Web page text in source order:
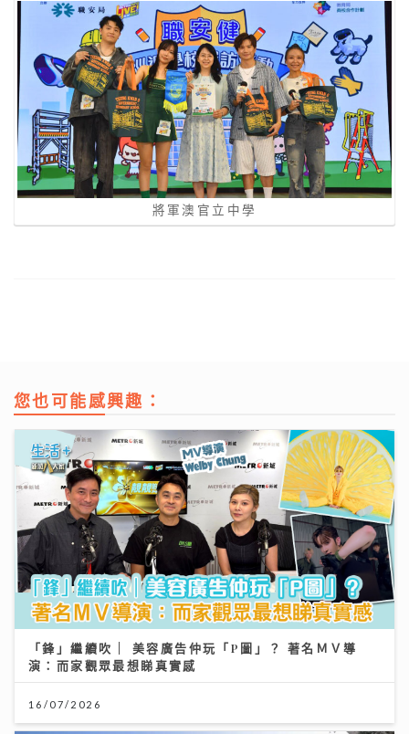
將軍澳官立中學
您也可能感興趣：
「鋒」繼續吹 | 美容廣告仲玩「P圖」？ 著名ＭＶ導
演：而家觀眾最想睇真實感
16/07/2026